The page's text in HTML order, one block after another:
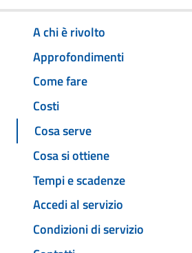
A chi è rivolto
Approfondimenti
Come fare
Costi
Cosa serve
Cosa si ottiene
Tempi e scadenze
Accedi al servizio
Condizioni di servizio